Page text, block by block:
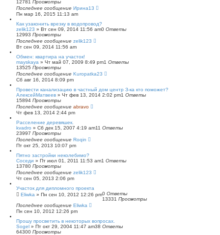
12781 Просмотры
Последнее сообщение Ирина13
Пн мар 16, 2015 11:13 am
Как узаконить врезку в водопровод?
zelik123 » Вт сен 09, 2014 11:56 am0 Ответы
12993 Просмотры
Последнее сообщение zelik123
Вт сен 09, 2014 11:56 am
Обмен: квартира на участок!
mayskaya » Чт май 07, 2009 8:49 pm1 Ответы
13525 Просмотры
Последнее сообщение Kuropatka23
Сб авг 16, 2014 8:09 pm
Провести канализацию в частный дом центр З-ка кто поможет?
АлексейМатвеев » Чт фев 13, 2014 2:02 pm1 Ответы
15894 Просмотры
Последнее сообщение abravo
Чт фев 13, 2014 2:44 pm
Расселение деревяшек.
kvadro » Сб дек 15, 2007 4:19 am11 Ответы
23997 Просмотры
Последнее сообщение Roqin
Пт окт 25, 2013 10:07 pm
Пятно застройки неколебимо?
Соседи » Пт июл 01, 2011 11:53 am1 Ответы
13780 Просмотры
Последнее сообщение zelik123
Чт сен 05, 2013 2:06 pm
Участок для дипломного проекта
Eliwka » Пн сен 10, 2012 12:26 pm0 Ответы
13331 Просмотры
Последнее сообщение Eliwka
Пн сен 10, 2012 12:26 pm
Прошу просветить в некоторых вопросах.
Sogel » Пт окт 29, 2004 11:47 am38 Ответы
64300 Просмотры